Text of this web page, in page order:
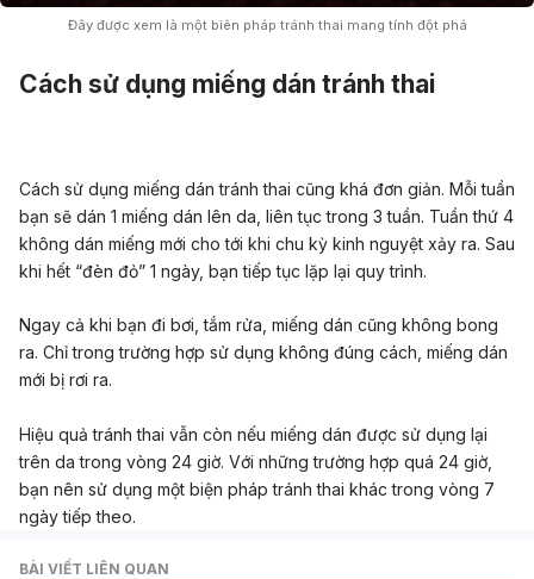
Đây được xem là một biên pháp tránh thai mang tính đột phá
Cách sử dụng miếng dán tránh thai
Cách sử dụng miếng dán tránh thai cũng khá đơn giản. Mỗi tuần
bạn sẽ dán 1 miếng dán lên da, liên tục trong 3 tuần. Tuần thứ 4
không dán miếng mới cho tới khi chu kỳ kinh nguyệt xảy ra. Sau
khi hết “đèn đỏ” 1 ngày, bạn tiếp tục lặp lại quy trình.
Ngay cả khi bạn đi bơi, tắm rửa, miếng dán cũng không bong
ra. Chỉ trong trường hợp sử dụng không đúng cách, miếng dán
mới bị rơi ra.
Hiệu quả tránh thai vẫn còn nếu miếng dán được sử dụng lại
trên da trong vòng 24 giờ. Với những trường hợp quá 24 giờ,
bạn nên sử dụng một biện pháp tránh thai khác trong vòng 7
ngày tiếp theo.
BÀI VIẾT LIÊN QUAN